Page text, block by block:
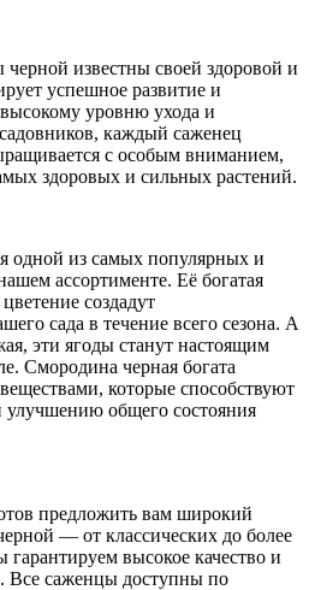
известны своей здоровой и
успешное развитие и
уровню ухода и
каждый саженец
с особым вниманием,
здоровых и сильных растений.
одной из самых популярных и
ассортименте. Её богатая
создадут
сада в течение всего сезона. А
эти ягоды станут настоящим
Смородина черная богата
которые способствуют
общего состояния
предложить вам широкий
— от классических до более
высокое качество и
Все саженцы доступны по